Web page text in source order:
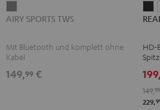
SPORTS
Schwarz
AIRY SPORTS TWS
Mit Bluetooth und komplett ohne
Kabel
149,99 €
3
HD-
199,
149, 99
229,